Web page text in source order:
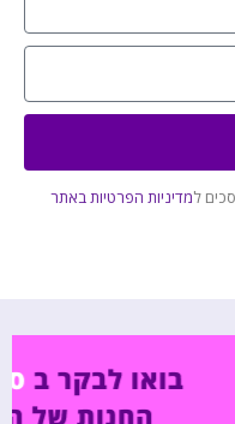
למדיניות הפרטיות באתר